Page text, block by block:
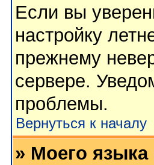
Если вы
настройку
прежнему
сервере.
проблемы.
Вернуться к началу
» Моего языка